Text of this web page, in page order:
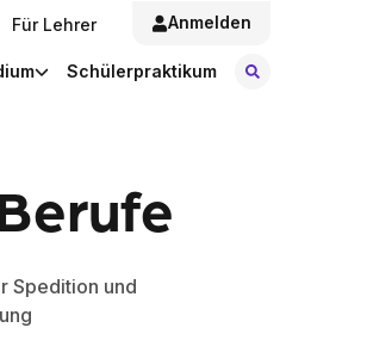
Für Lehrer Anmelden
Schülerpraktikum
Spedition und